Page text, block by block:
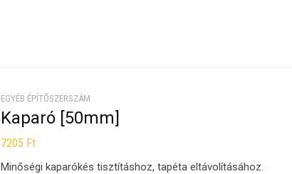
EGYÉB ÉPÍTŐSZERSZÁM
Kaparó [50mm]
7205 Ft
Minőségi kaparókés tisztításhoz, tapéta eltávolításához.